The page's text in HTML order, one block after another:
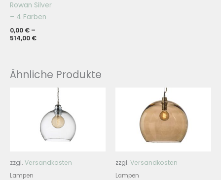
Rowan Silver
– 4 Farben
0,00 € –
514,00 €
Ähnliche Produkte
zzgl. Versandkosten
Lampen
zzgl. Versandkosten
Lampen